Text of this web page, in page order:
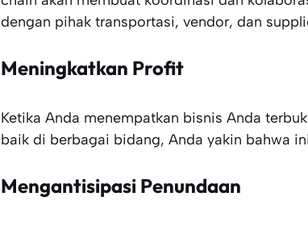
dengan pihak transportasi, vendor, dan
Meningkatkan Profit
Ketika Anda menempatkan bisnis Anda
baik di berbagai bidang, Anda yakin bahwa
Mengantisipasi Penundaan